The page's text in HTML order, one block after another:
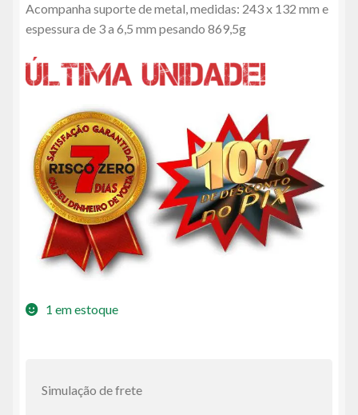
Acompanha suporte de metal, medidas: 243 x 132 mm e
espessura de 3 a 6,5 mm pesando 869,5g
1 em estoque
Simulação de frete